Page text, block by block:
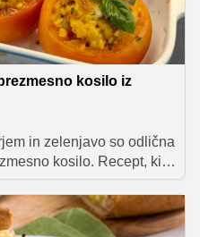
kosilo iz
in zelenjavo so odlična
kosilo. Recept, ki
preprost, poln okusa in
še vedno zorijo sočni